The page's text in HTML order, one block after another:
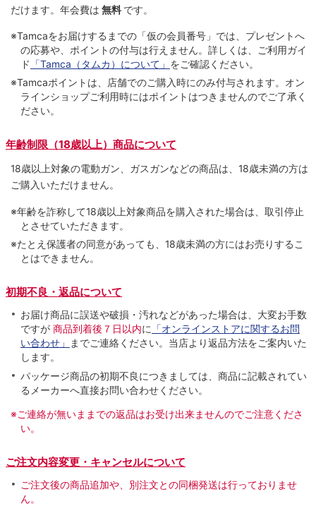
だけます。 年会費は 無料 です。
※Tamcaをお届けするまでの「仮の会員番号」では、プレゼントへ
の応募や、ポイントの付与は⾏えません。詳しくは、ご利⽤ガイ
ド 「Tamca（タムカ）について」 をご確認ください。
※Tamcaポイントは、店舗でのご購⼊時にのみ付与されます。オン
ラインショップご利用時にはポイントはつきませんのでご了承く
ださい。
年齢制限（18歳以上）商品について
18歳以上対象の電動ガン、ガスガンなどの商品は、18歳未満の方は
ご購入いただけません。
※年齢を詐称して18歳以上対象商品を購入された場合は、取引停止
とさせていただきます。
※たとえ保護者の同意があっても、18歳未満の方にはお売りするこ
とはできません。
初期不良・返品について
お届け商品に誤送や破損・汚れなどがあった場合は、大変お手数
ですが 商品到着後７日以内に 「オンラインストアに関するお問
い合わせ」
までご連絡ください。当店より返品方法をご案内いた
します。
パッケージ商品の初期不良につきましては、商品に記載されてい
るメーカーへ直接お問い合わせください。
※ご連絡が無いままでの返品はお受け出来ませんのでご注意くださ
い。
ご注文内容変更・キャンセルについて
ご注文後の商品追加や、別注文との同梱発送は行っておりませ
ん。